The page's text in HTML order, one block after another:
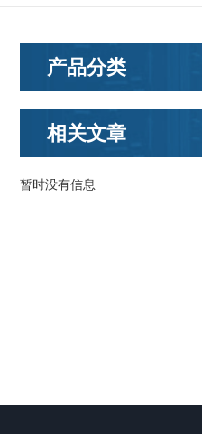
产品分类
相关文章
暂时没有信息